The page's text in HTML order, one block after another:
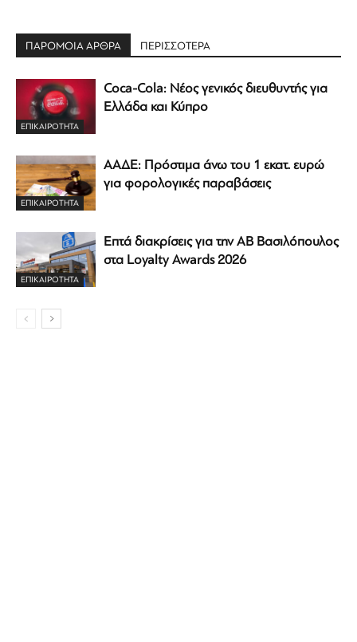
ΠΑΡΟΜΟΙΑ ΑΡΘΡΑ ΠΕΡΙΣΣΟΤΕΡΑ
ΕΠΙΚΑΙΡΟΤΗΤΑ
Coca-Cola: Νέος γενικός διευθυντής για
Ελλάδα και Κύπρο
ΕΠΙΚΑΙΡΟΤΗΤΑ
ΑΑΔΕ: Πρόστιμα άνω του 1 εκατ. ευρώ
για φορολογικές παραβάσεις
ΕΠΙΚΑΙΡΟΤΗΤΑ
Επτά διακρίσεις για την ΑΒ Βασιλόπουλος
στα Loyalty Awards 2026